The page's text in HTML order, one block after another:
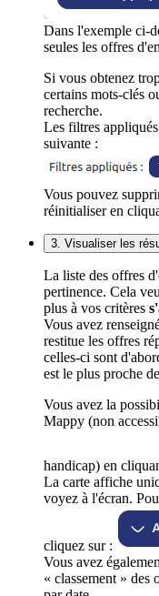
Dans l'exemple ci-
seules les offres
Si vous obtenez
certains mots-clés
recherche.
Les filtres
suivante :
Vous pouvez
réinitialiser en
3. Visualiser les
La liste des offres
pertinence. Cela
plus à vos critères
Vous avez
restitue les offres
celles-ci sont
est le plus proche
Vous avez la
Mappy (non
handicap) en
La carte affiche
voyez à l'écran.
cliquez sur :
Vous avez
« classement » des